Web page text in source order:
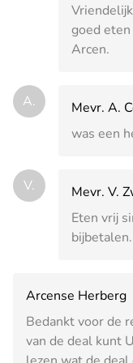
goed
Arcen.
A.
Mevr. A.
was een
V.
Mevr. V.
Eten vrij
bijbetalen.
Arcense Herberg
Bedankt voor de
van de deal kunt